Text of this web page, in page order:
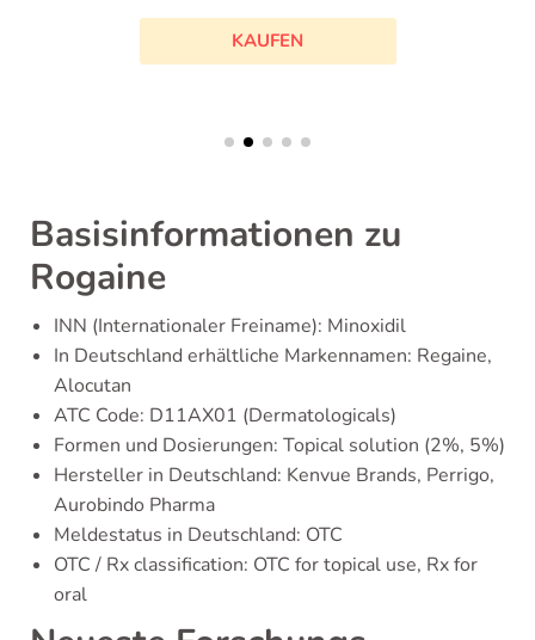
KAUFEN
Basisinformationen zu
Rogaine
INN (Internationaler Freiname): Minoxidil
In Deutschland erhältliche Markennamen: Regaine,
Alocutan
ATC Code: D11AX01 (Dermatologicals)
Formen und Dosierungen: Topical solution (2%, 5%)
Hersteller in Deutschland: Kenvue Brands, Perrigo,
Aurobindo Pharma
Meldestatus in Deutschland: OTC
OTC / Rx classification: OTC for topical use, Rx for
oral